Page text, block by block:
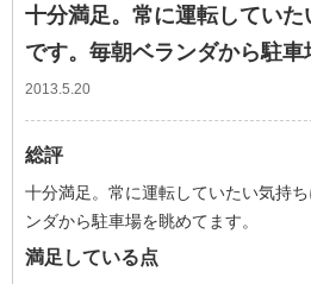
十分満足。常に運転してい
です。毎朝ベランダから駐車
2013.5.20
総評
十分満足。常に運転していたい気持
ンダから駐車場を眺めてます。
満足している点